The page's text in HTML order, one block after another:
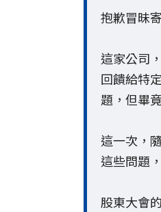
抱歉冒昧
這家公司
回饋給特
題，但畢
這一次，
這些問題
股東大會